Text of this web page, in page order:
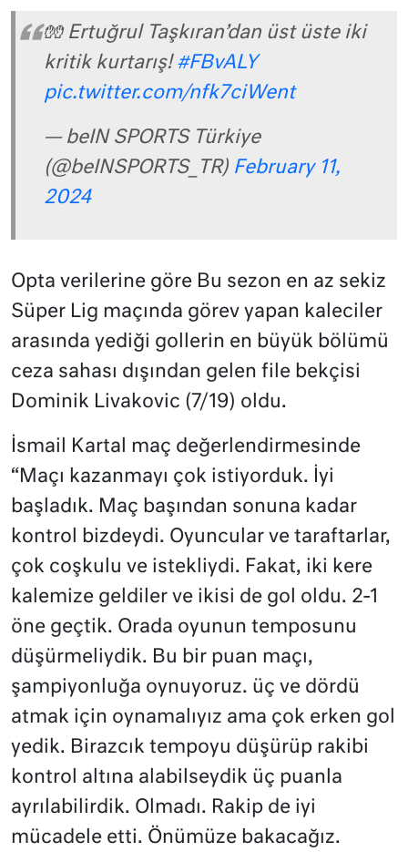
🧤 Ertuğrul Taşkıran’dan üst üste iki
kritik kurtarış! #FBvALY
pic.twitter.com/nfk7ciWent
— beIN SPORTS Türkiye
(@beINSPORTS_TR) February 11,
2024
Opta verilerine göre Bu sezon en az sekiz
Süper Lig maçında görev yapan kaleciler
arasında yediği gollerin en büyük bölümü
ceza sahası dışından gelen file bekçisi
Dominik Livakovic (7/19) oldu.
İsmail Kartal maç değerlendirmesinde
“Maçı kazanmayı çok istiyorduk. İyi
başladık. Maç başından sonuna kadar
kontrol bizdeydi. Oyuncular ve taraftarlar,
çok coşkulu ve istekliydi. Fakat, iki kere
kalemize geldiler ve ikisi de gol oldu. 2-1
öne geçtik. Orada oyunun temposunu
düşürmeliydik. Bu bir puan maçı,
şampiyonluğa oynuyoruz. üç ve dördü
atmak için oynamalıyız ama çok erken gol
yedik. Birazcık tempoyu düşürüp rakibi
kontrol altına alabilseydik üç puanla
ayrılabilirdik. Olmadı. Rakip de iyi
mücadele etti. Önümüze bakacağız.